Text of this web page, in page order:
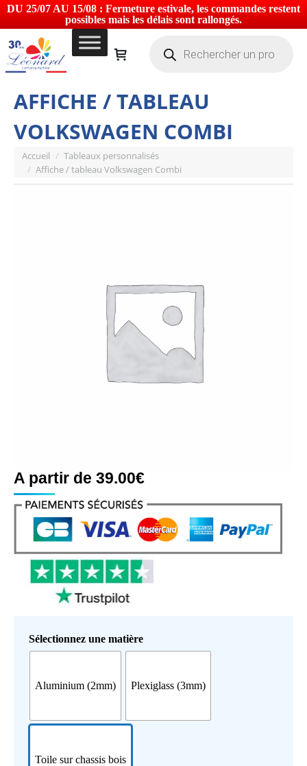
DU 25/07 AU 15/08 : Fermeture estivale, les commandes restent
possibles mais les délais sont rallongés.
produits
AFFICHE / TABLEAU
VOLKSWAGEN COMBI
Vous êtes ici :
Accueil
Tableaux personnalisés
Affiche / tableau Volkswagen Combi
A partir de 39.00€
Sélectionnez une matière
Aluminium (2mm) Plexiglass (3mm)
Toile sur chassis bois